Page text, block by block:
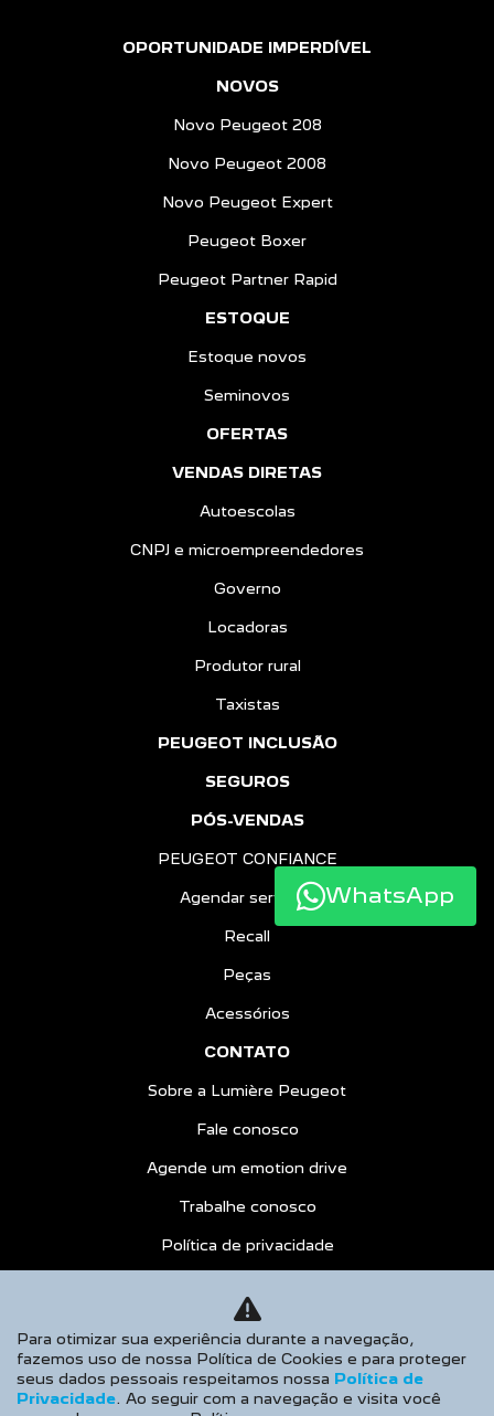
OPORTUNIDADE IMPERDÍVEL
NOVOS
Novo Peugeot 208
Novo Peugeot 2008
Novo Peugeot Expert
Peugeot Boxer
Peugeot Partner Rapid
ESTOQUE
Estoque novos
Seminovos
OFERTAS
VENDAS DIRETAS
Autoescolas
CNPJ e microempreendedores
Governo
Locadoras
Produtor rural
Taxistas
PEUGEOT INCLUSÃO
SEGUROS
PÓS-VENDAS
PEUGEOT CONFIANCE
Agendar serviços
Recall
Peças
Acessórios
CONTATO
Sobre a Lumière Peugeot
Fale conosco
Agende um emotion drive
Trabalhe conosco
Política de privacidade
AGENDE UM TEST DRIVE
Desacelere. Seu bem maior é a vida.
WhatsApp
Para otimizar sua experiência durante a navegação,
fazemos uso de nossa Política de Cookies e para proteger
seus dados pessoais respeitamos nossa Política de
Privacidade. Ao seguir com a navegação e visita você